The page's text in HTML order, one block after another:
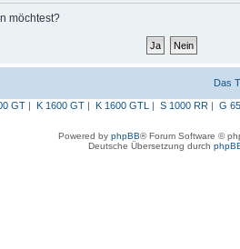
möchtest?
Das
GT| K 1600 GT| K 1600 GTL | S 1000 RR | G
Powered by phpBB® Forum Software ©
Deutsche Übersetzung durch